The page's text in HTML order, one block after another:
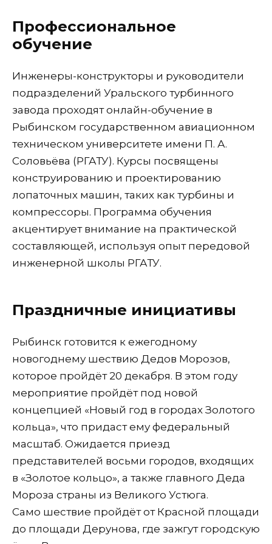
Профессиональное
обучение
Инженеры-конструкторы и руководители
подразделений Уральского турбинного
завода проходят онлайн-обучение в
Рыбинском государственном авиационном
техническом университете имени П. А.
Соловьёва (РГАТУ). Курсы посвящены
конструированию и проектированию
лопаточных машин, таких как турбины и
компрессоры. Программа обучения
акцентирует внимание на практической
составляющей, используя опыт передовой
инженерной школы РГАТУ.
Праздничные инициативы
Рыбинск готовится к ежегодному
новогоднему шествию Дедов Морозов,
которое пройдёт 20 декабря. В этом году
мероприятие пройдёт под новой
концепцией «Новый год в городах Золотого
кольца», что придаст ему федеральный
масштаб. Ожидается приезд
представителей восьми городов, входящих
в «Золотое кольцо», а также главного Деда
Мороза страны из Великого Устюга.
Само шествие пройдёт от Красной площади
до площади Дерунова, где зажгут городскую